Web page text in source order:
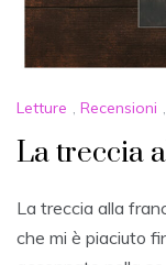
Letture , Recensioni ,
La treccia
La treccia alla
che mi è piaciuto